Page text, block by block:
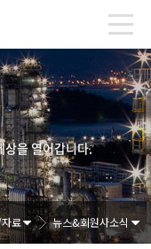
상을 열어갑니다.
료 뉴스&회원사소식